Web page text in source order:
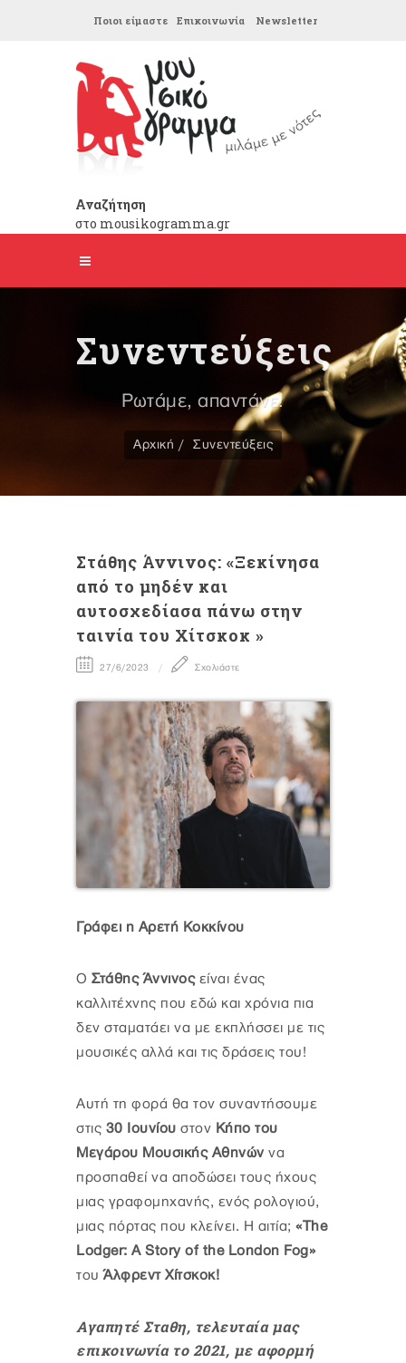
Ποιοι είμαστε Επικοινωνία Newsletter
Αναζήτηση
στο mousikogramma.gr
Συνεντεύξεις
Ρωτάμε, απαντάνε!
Αρχική Συνεντεύξεις
Στάθης Άννινος: «Ξεκίνησα
από το μηδέν και
αυτοσχεδίασα πάνω στην
ταινία του Χίτσκοκ »
27/6/2023 Σχολιάστε
Γράφει η Αρετή Κοκκίνου
Ο Στάθης Άννινοςείναι ένας
καλλιτέχνης που εδώ και χρόνια πια
δεν σταματάει να με εκπλήσσει με τις
μουσικές αλλά και τις δράσεις του!
Αυτή τη φορά θα τον συναντήσουμε
στις 30 Ιουνίου στον Κήπο του
Μεγάρου Μουσικής Αθηνών να
προσπαθεί να αποδώσει τους ήχους
μιας γραφομηχανής, ενός ρολογιού,
μιας πόρτας που κλείνει. Η αιτία; «The
Lodger: A Story of the London Fog»
του Άλφρεντ Χίτσκοκ!
Αγαπητέ Σταθη, τελευταία μας
επικοινωνία το 2021, με αφορμή